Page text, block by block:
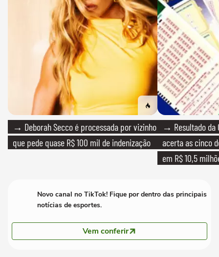
→ Deborah Secco é processada por vizinho
que pede quase R$ 100 mil de indenização
→ Resultado da
acerta as cinco
em R$ 10,5
Novo canal no TikTok! Fique por dentro das principais
notícias de esportes.
Vem conferir